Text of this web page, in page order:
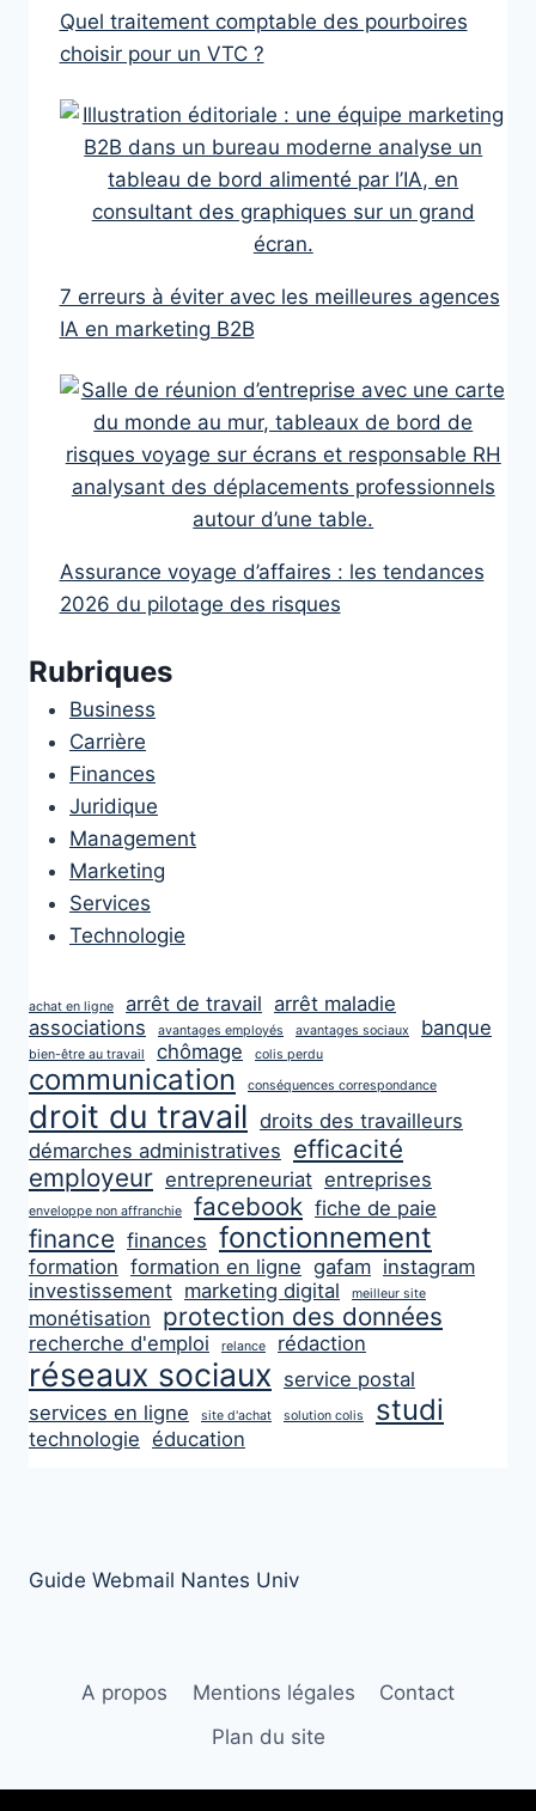
Quel traitement comptable des pourboires
choisir pour un VTC ?
7 erreurs à éviter avec les meilleures agences
IA en marketing B2B
Assurance voyage d’affaires : les tendances
2026 du pilotage des risques
Rubriques
Business
Carrière
Finances
Juridique
Management
Marketing
Services
Technologie
achat en ligne arrêt de travail arrêt maladie
associations
avantages employés avantages sociaux banque
bien-être au travail chômage colis perdu
communication conséquences correspondance
droit du travail droits des travailleurs
démarches administratives efficacité
employeur entrepreneuriat entreprises
enveloppe non affranchie facebook fiche de paie
finance finances fonctionnement
formation formation en ligne gafam instagram
investissement marketing digital meilleur site
monétisation protection des données
recherche d'emploi relance rédaction
réseaux sociaux service postal
services en ligne
site d'achat solution colis studi
technologie éducation
Guide Webmail Nantes Univ
A propos Mentions légales
Contact
Plan du site